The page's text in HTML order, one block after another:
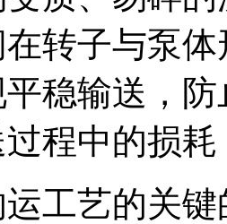
转子与泵
稳输送，
程中的损
工艺的关